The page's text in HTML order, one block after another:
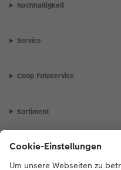
Nachhaltigkeit
Service
Coop Fotoservice
Sortiment
Inspiration